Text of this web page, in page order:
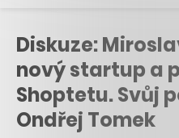
Diskuze:
nový startup a
Shoptetu. Svůj
Ondřej Tomek